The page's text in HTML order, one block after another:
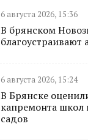
6 августа 2026, 15:36
В брянском
благоустраивают
6 августа 2026, 15:24
В Брянске
капремонта школ
садов